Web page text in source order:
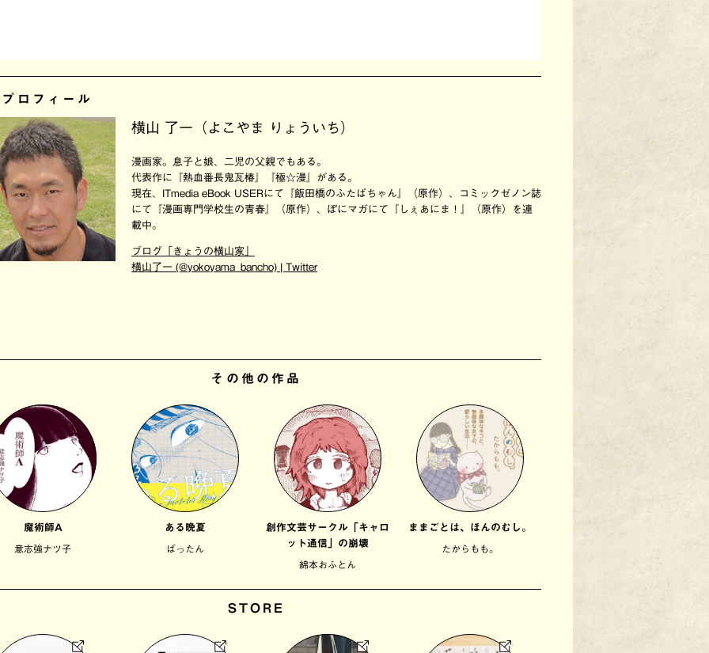
ロフィール
横山 了一（よこやま りょういち）
漫画家。息子と娘、二児の父親でもある。
代表作に『熱血番長鬼瓦椿』『極☆漫』がある。
現在、ITmedia eBook USERにて『飯田橋のふたばちゃん』（原作）、コミックゼノン誌
にて『漫画専門学校生の青春』（原作）、ぽにマガにて『しぇあにま！』（原作）を連
載中。
ブログ「きょうの横山家」
横山了一 (@yokoyama_bancho) | Twitter
その他の作品
魔術師A
意志強ナツ子
ある晩夏
ばったん
創作文芸サークル「キャロ
ット通信」の崩壊
綿本おふとん
ままごとは、ほんのむし。
たからもも。
STORE